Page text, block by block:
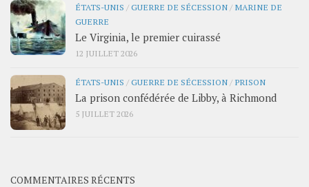
ÉTATS-UNIS /GUERRE DE SÉCESSION / MARINE DE
GUERRE
Le Virginia, le premier cuirassé
12 JUILLET 2026
ÉTATS-UNIS /GUERRE DE SÉCESSION / PRISON
La prison confédérée de Libby, à Richmond
5 JUILLET 2026
COMMENTAIRES RÉCENTS